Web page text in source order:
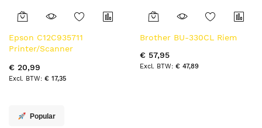
Epson C12C935711
Printer/Scanner
accessoire 1 stuk(s)
€ 20,99
€ 17,35
Brother BU-330CL Riem
€ 57,95
€ 47,89
Popular